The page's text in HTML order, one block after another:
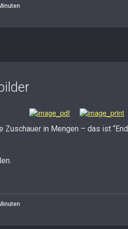
in Mengen – das ist “End